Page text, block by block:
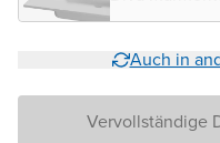
Auch in
Vervollständige